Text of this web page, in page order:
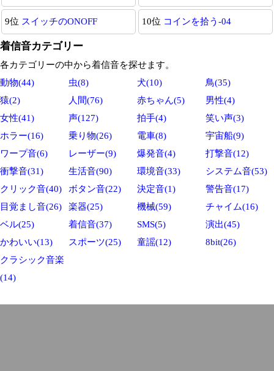
9位 スイッチのONOFF 10位 コインを拾う-04
着信音カテゴリー
各カテゴリーの中から着信音を探せます。
動物(44)
虫(8) 犬(10)
鳥(35)
猿(2)
人間(76) 赤ちゃん(5)
男性(4)
女性(41)
声(127) 拍手(4)
笑い声(3)
ホラー(16)
乗り物(26) 電車(8)
宇宙船(9)
ワープ音(6)
レーザー(9) 爆発音(4)
打撃音(12)
衝撃音(31)
生活音(90) 環境音(33)
システム音(53)
クリック音(40)
ボタン音(22) 決定音(1)
警告音(17)
目覚まし音(26)
楽器(25) 機械(59)
チャイム(16)
ベル(25)
着信音(37) SMS(5)
演出(45)
かわいい(13)
スポーツ(25) 童謡(12)
8bit(26)
クラシック音楽
(14)